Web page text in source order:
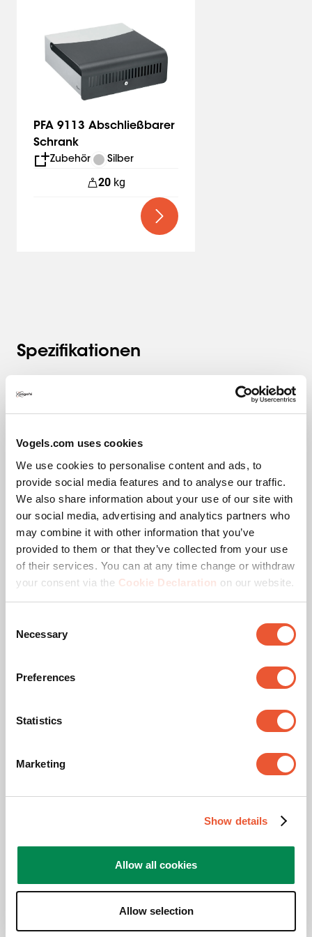
Vogels.com uses cookies
We use cookies to personalise content and ads, to
provide social media features and to analyse our traffic.
We also share information about your use of our site with
our social media, advertising and analytics partners who
may combine it with other information that you’ve
provided to them or that they’ve collected from your use
of their services. You can at any time change or withdraw
your consent via the Cookie Declaration on our website.
Selection
Necessary
Preferences
Statistics
Marketing
Show details
Allow all cookies
Allow selection
PFA 9113 Abschließbarer
Schrank
Zubehör Silber
20 kg
Spezifikationen
Product Line
Garantie 5 Jahre
Farbe Silber
Höhe (mm) 101
Max. Gewichtslast (kg)
Ähnliche Produkte